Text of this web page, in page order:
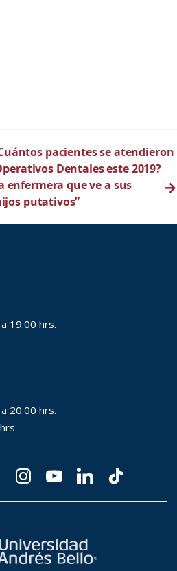
pacientes se atendieron
Dentales este 2019?
enfermera que ve a sus
putativos”
→